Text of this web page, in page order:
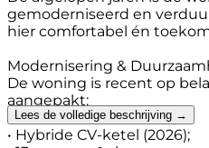
gemoderniseerd en
hier comfortabel én
Modernisering &
De woning is recent op
aangepakt:
• Hybride CV-ketel (2026);
Lees de volledige beschrijving →